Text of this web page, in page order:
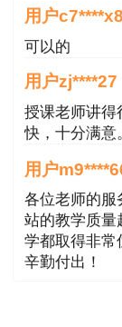
用户c7****x8
可以的
用户zj****27
授课老师讲得
快，十分满意
用户
各位老师的服
站的教学质量
学都取得非常
辛勤付出！